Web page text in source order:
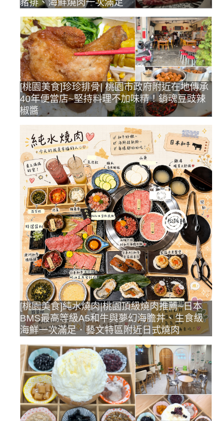
豬排、海鮮燒肉一次滿足
[桃園美食]珍珍排骨| 桃園市政府附近在地傳承
40年便當店~堅持料理不加味精！銷魂豆豉辣
椒醬
[桃園美食]純水燒肉|桃園頂級燒肉推薦~日本
BMS最高等級A5和牛與夢幻海膽丼、生食級
海鮮一次滿足．藝文特區附近日式燒肉